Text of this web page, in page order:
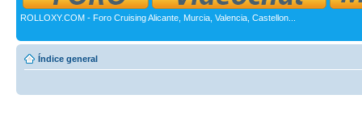
ROLLOXY.COM - Foro Cruising Alicante, Murcia, Valencia, Castellon...
Índice general